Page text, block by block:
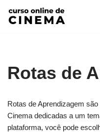
Pular
Rotas de
Rotas de Aprendizagem
Cinema dedicadas a um
plataforma, você pode